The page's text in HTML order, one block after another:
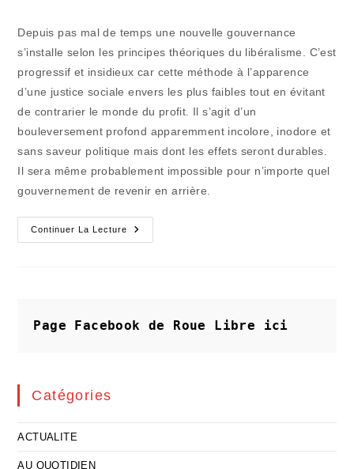
publication :
Depuis pas mal de temps une nouvelle gouvernance
s’installe selon les principes théoriques du libéralisme. C’est
progressif et insidieux car cette méthode à l’apparence
d’une justice sociale envers les plus faibles tout en évitant
de contrarier le monde du profit. Il s’agit d’un
bouleversement profond apparemment incolore, inodore et
sans saveur politique mais dont les effets seront durables.
Il sera même probablement impossible pour n’importe quel
gouvernement de revenir en arrière.
Continuer La Lecture
Baisse
Des
Rupture
De
Page Facebook de Roue Libre ici
Catégories
ACTUALITE
AU QUOTIDIEN